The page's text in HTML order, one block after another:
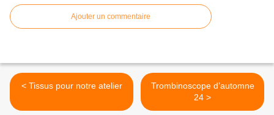
Ajouter un commentaire
< Tissus pour notre atelier
Trombinoscope d’automne
24 >